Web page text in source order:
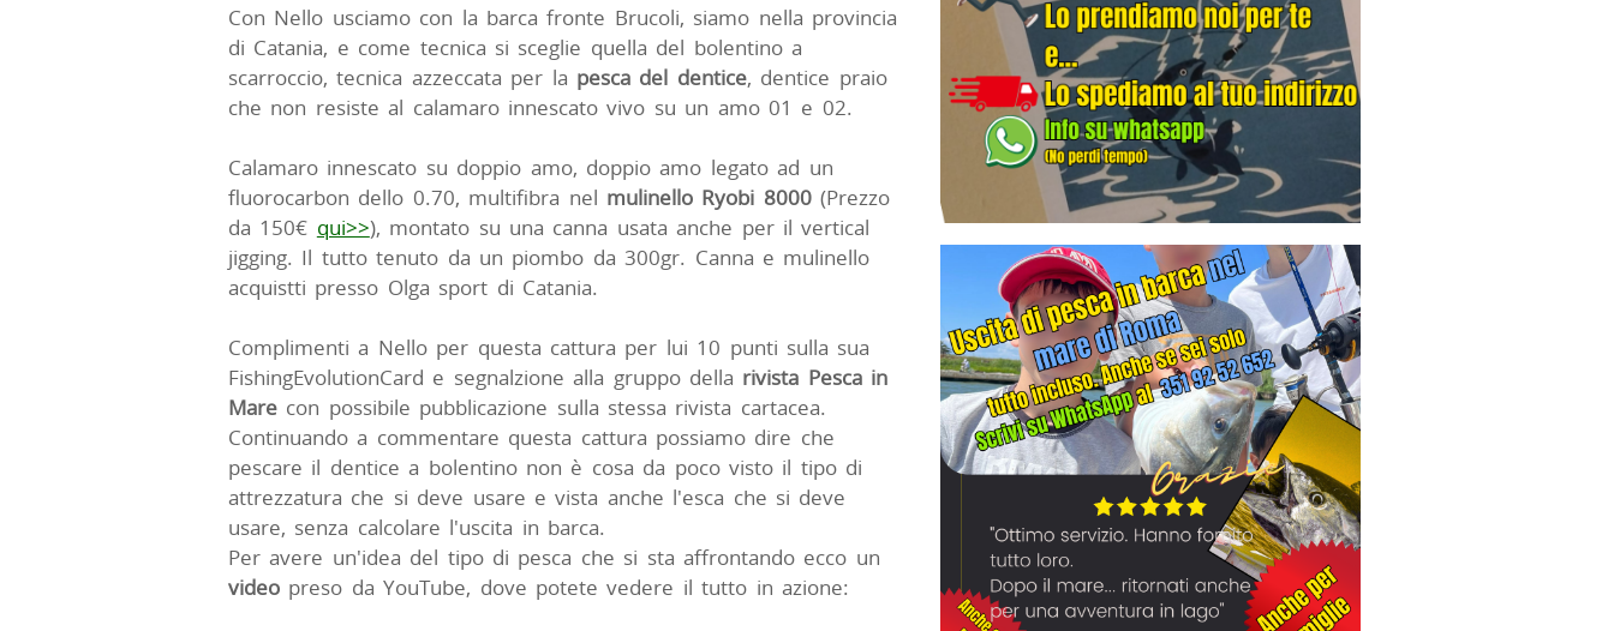
Con Nello usciamo con la barca fronte Brucoli, siamo nella provincia
di Catania, e come tecnica si sceglie quella del bolentino a
scarroccio, tecnica azzeccata per la pesca del dentice, dentice praio
che non resiste al calamaro innescato vivo su un amo 01 e 02.
Calamaro innescato su doppio amo, doppio amo legato ad un
fluorocarbon dello 0.70, multifibra nel mulinello Ryobi 8000(Prezzo
da 150€ qui>>), montato su una canna usata anche per il vertical
jigging. Il tutto tenuto da un piombo da 300gr. Canna e mulinello
acquistti presso Olga sport di Catania.
Complimenti a Nello per questa cattura per lui 10 punti sulla sua
FishingEvolutionCard e segnalzione alla gruppo della rivista Pesca in
Mare con possibile pubblicazione sulla stessa rivista cartacea.
Continuando a commentare questa cattura possiamo dire che
pescare il dentice a bolentino non è cosa da poco visto il tipo di
attrezzatura che si deve usare e vista anche l'esca che si deve
usare, senza calcolare l'uscita in barca.
Per avere un'idea del tipo di pesca che si sta affrontando ecco un
video preso da YouTube, dove potete vedere il tutto in azione: